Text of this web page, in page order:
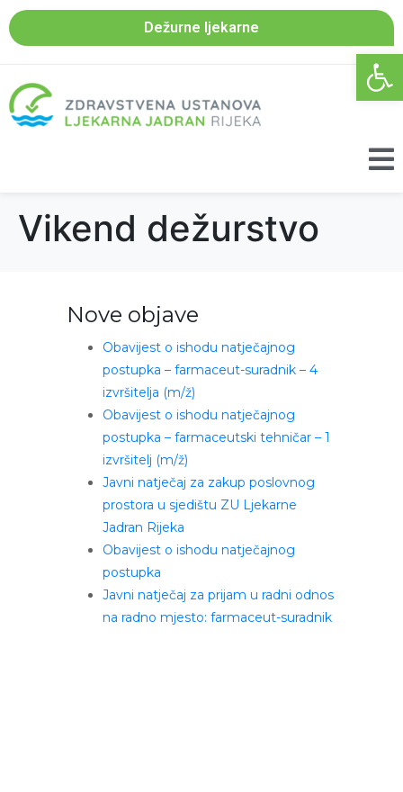
Dežurne ljekarne
Vikend dežurstvo
Nove objave
Obavijest o ishodu natječajnog
postupka – farmaceut-suradnik – 4
izvršitelja (m/ž)
Obavijest o ishodu natječajnog
postupka – farmaceutski tehničar – 1
izvršitelj (m/ž)
Javni natječaj za zakup poslovnog
prostora u sjedištu ZU Ljekarne
Jadran Rijeka
Obavijest o ishodu natječajnog
postupka
Javni natječaj za prijam u radni odnos
na radno mjesto: farmaceut-suradnik